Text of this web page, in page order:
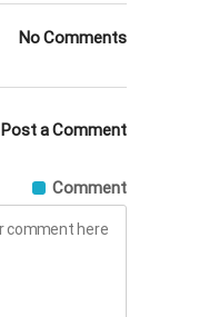
No Comments
Post a Comment
Comment